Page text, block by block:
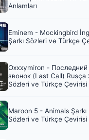
Anlamları
Eminem - Mockingbird
Şarkı Sözleri ve Türkçe
Oxxxymiron - Последний
звонок (Last Call) Rusça
Sözleri ve Türkçe Çevirisi
Maroon 5 - Animals Şarkı
Sözleri ve Türkçe Çevirisi